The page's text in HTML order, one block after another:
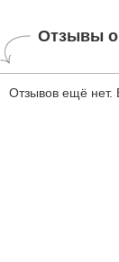
Отзывы о
Отзывов ещё